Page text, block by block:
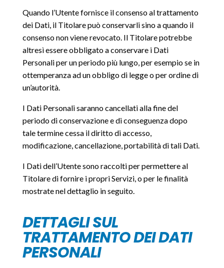
Quando l’Utente fornisce il consenso al trattamento
dei Dati, il Titolare può conservarli sino a quando il
consenso non viene revocato. Il Titolare potrebbe
altresì essere obbligato a conservare i Dati
Personali per un periodo più lungo, per esempio se in
ottemperanza ad un obbligo di legge o per ordine di
un’autorità.
I Dati Personali saranno cancellati alla fine del
periodo di conservazione e di conseguenza dopo
tale termine cessa il diritto di accesso,
modificazione, cancellazione, portabilità di tali Dati.
I Dati dell’Utente sono raccolti per permettere al
Titolare di fornire i propri Servizi, o per le finalità
mostrate nel dettaglio in seguito.
DETTAGLI SUL
TRATTAMENTO DEI DATI
PERSONALI